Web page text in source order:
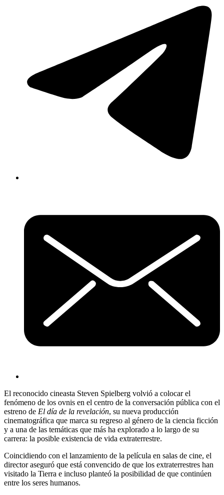
El reconocido cineasta Steven Spielberg volvió a colocar el
fenómeno de los ovnis en el centro de la conversación pública con el
estreno de El día de la revelación, su nueva producción
cinematográfica que marca su regreso al género de la ciencia ficción
y a una de las temáticas que más ha explorado a lo largo de su
carrera: la posible existencia de vida extraterrestre.
Coincidiendo con el lanzamiento de la película en salas de cine, el
director aseguró que está convencido de que los extraterrestres han
visitado la Tierra e incluso planteó la posibilidad de que continúen
entre los seres humanos.